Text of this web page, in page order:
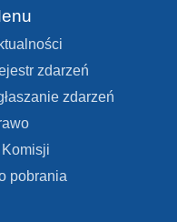
zdarzeń
zdarzeń
pobrania